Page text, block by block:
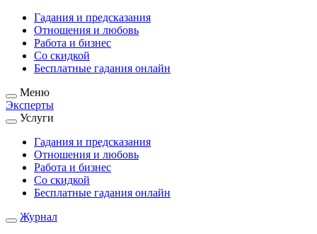
Гадания и предсказания
Отношения и любовь
Работа и бизнес
Со скидкой
Бесплатные гадания онлайн
Меню
Эксперты
Услуги
Гадания и предсказания
Отношения и любовь
Работа и бизнес
Со скидкой
Бесплатные гадания онлайн
Журнал